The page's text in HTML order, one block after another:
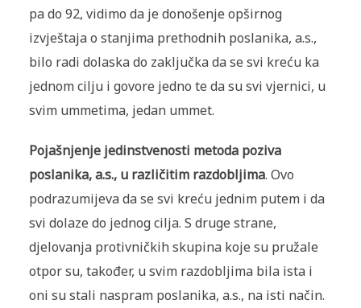
pa do 92, vidimo da je donošenje opširnog
izvještaja o stanjima prethodnih poslanika, a.s.,
bilo radi dolaska do zaključka da se svi kreću ka
jednom cilju i govore jedno te da su svi vjernici, u
svim ummetima, jedan ummet.
Pojašnjenje jedinstvenosti metoda poziva
poslanika, a.s., u različitim razdobljima. Ovo
podrazumijeva da se svi kreću jednim putem i da
svi dolaze do jednog cilja. S druge strane,
djelovanja protivničkih skupina koje su pružale
otpor su, također, u svim razdobljima bila ista i
oni su stali naspram poslanika, a.s., na isti način.